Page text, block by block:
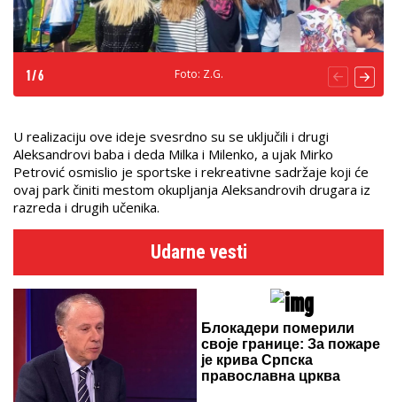
Foto: Z.G.
1 /6
U realizaciju ove ideje svesrdno su se uključili i drugi
Aleksandrovi baba i deda Milka i Milenko, a ujak Mirko
Petrović osmislio je sportske i rekreativne sadržaje koji će
ovaj park činiti mestom okupljanja Aleksandrovih drugara iz
razreda i drugih učenika.
Udarne vesti
Блокадери померили
своје границе: За пожаре
је крива Српска
православна црква